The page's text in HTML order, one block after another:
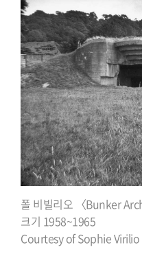
폴 비빌리오 〈Bunker
크기 1958~1965
Courtesy of Sophie